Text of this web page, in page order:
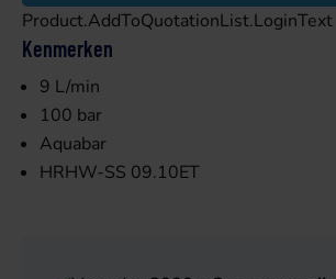
Product.AddToQuotationList.LoginText
Kenmerken
9 L/min
100 bar
Aquabar
HRHW-SS 09.10ET